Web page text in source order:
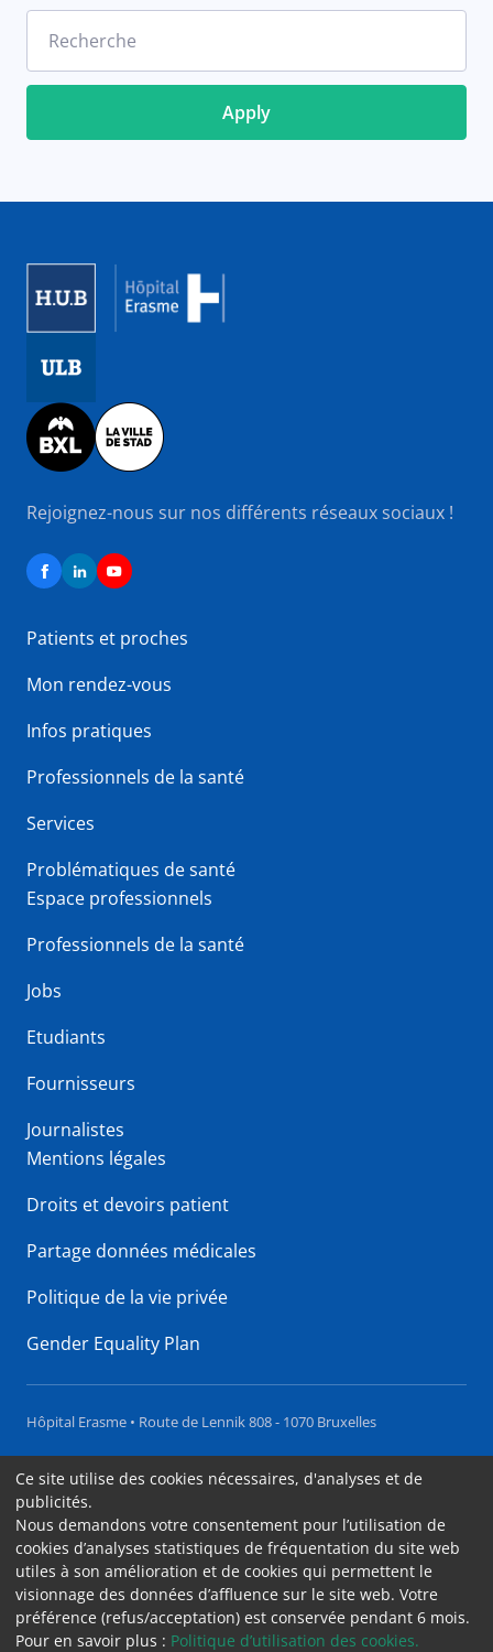
Recherche
Image
Rejoignez-nous sur nos différents réseaux sociaux !
Patients et proches
Mon rendez-vous
Infos pratiques
Professionnels de la santé
Services
Problématiques de santé
Espace professionnels
Professionnels de la santé
Jobs
Etudiants
Fournisseurs
Journalistes
Mentions légales
Droits et devoirs patient
Partage données médicales
Politique de la vie privée
Gender Equality Plan
Hôpital Erasme • Route de Lennik 808 - 1070 Bruxelles
Accessibilité
Contact
Cookies
Mentions légales
Ce site utilise des cookies nécessaires, d'analyses et de
publicités.
Nous demandons votre consentement pour l’utilisation de
cookies d’analyses statistiques de fréquentation du site web
utiles à son amélioration et de cookies qui permettent le
visionnage des données d’affluence sur le site web. Votre
préférence (refus/acceptation) est conservée pendant 6 mois.
Pour en savoir plus : Politique d’utilisation des cookies.